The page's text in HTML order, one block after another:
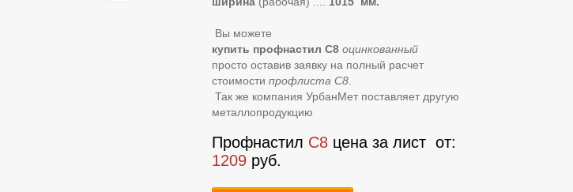
Вы можете
купить профнастил С8 оцинкованный
просто оставив заявку на полный расчет
стоимости профлиста С8
Так же компания УрбанМет поставляет другую
металлопродукцию
Профнастил С8 цена за лист от:
1209 руб.